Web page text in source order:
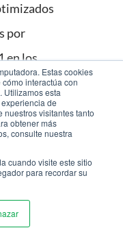
Estas cookies
interactúa con
Utilizamos esta
de
visitantes tanto
obtener más
consulte nuestra
cuando visite este sitio
para recordar su
por
en los
normales.
cero para
Android TV
el
da al